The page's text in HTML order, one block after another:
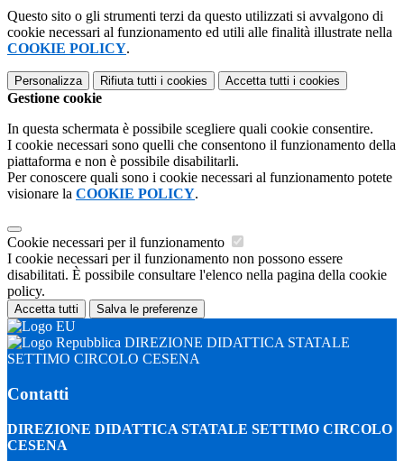
Questo sito o gli strumenti terzi da questo utilizzati si avvalgono di
cookie necessari al funzionamento ed utili alle finalità illustrate nella
COOKIE POLICY.
Personalizza Rifiuta tutti i cookies Accetta tutti i cookies
Gestione cookie
In questa schermata è possibile scegliere quali cookie consentire.
I cookie necessari sono quelli che consentono il funzionamento della
piattaforma e non è possibile disabilitarli.
Per conoscere quali sono i cookie necessari al funzionamento potete
visionare la COOKIE POLICY.
Cookie necessari per il funzionamento
I cookie necessari per il funzionamento non possono essere
disabilitati. È possibile consultare l'elenco nella pagina della cookie
policy.
Accetta tutti Salva le preferenze
DIREZIONE DIDATTICA STATALE
SETTIMO CIRCOLO CESENA
Contatti
DIREZIONE DIDATTICA STATALE SETTIMO CIRCOLO
CESENA